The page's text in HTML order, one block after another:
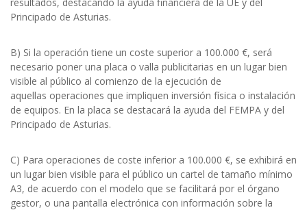
Principado de Asturias.
B) Si la operación tiene un coste superior a 100.000 €, será
necesario poner una placa o valla publicitarias en un lugar bien
visible al público al comienzo de la ejecución de
aquellas operaciones que impliquen inversión física o instalación
de equipos. En la placa se destacará la ayuda del FEMPA y del
Principado de Asturias.
C) Para operaciones de coste inferior a 100.000 €, se exhibirá en
un lugar bien visible para el público un cartel de tamaño mínimo
A3, de acuerdo con el modelo que se facilitará por el órgano
gestor, o una pantalla electrónica con información sobre la